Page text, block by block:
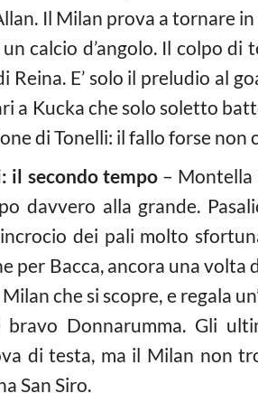
Il Milan prova a tornare in
calcio d’angolo. Il colpo di
Reina. E’ solo il preludio al
a Kucka che solo soletto
di Tonelli: il fallo forse non
il secondo tempo– Montella
davvero alla grande.
dei pali molto
per Bacca, ancora una volta
che si scopre, e regala
Donnarumma. Gli
di testa, ma il Milan non
San Siro.